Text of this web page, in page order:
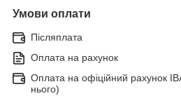
Умови оплати
Післяплата
Оплата на рахунок
Оплата на офіційний рахунок
нього)